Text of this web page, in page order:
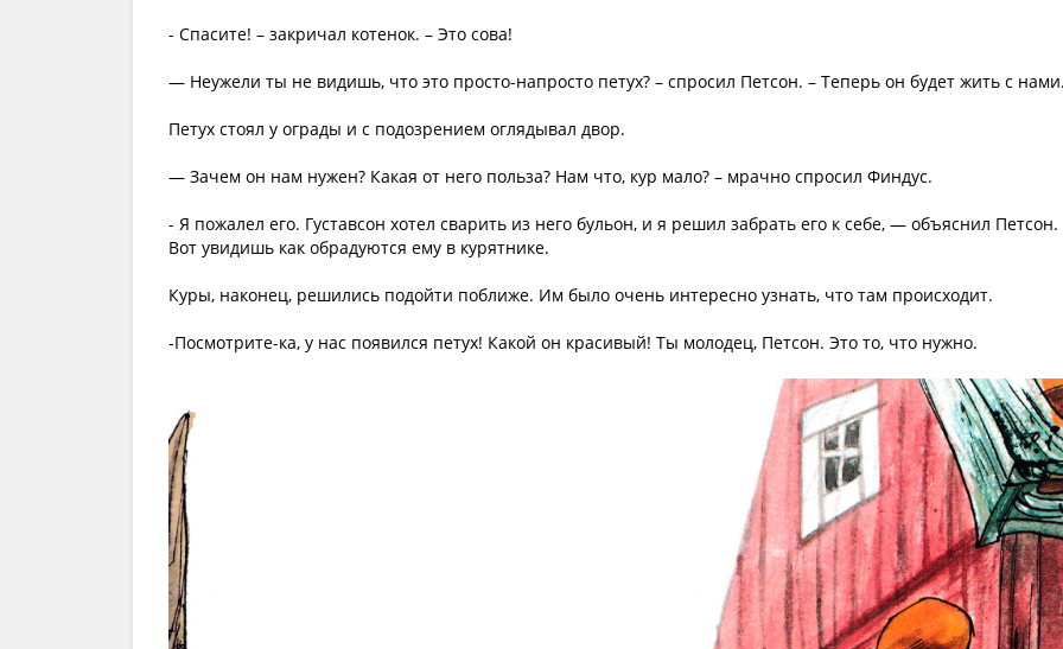
- Спасите! – закричал котенок. – Это сова!
— Неужели ты не видишь, что это просто-напросто петух? – спросил Петсон. – Теперь он будет жить с
Петух стоял у ограды и с подозрением оглядывал двор.
— Зачем он нам нужен? Какая от него польза? Нам что, кур мало? – мрачно спросил Финдус.
- Я пожалел его. Густавсон хотел сварить из него бульон, и я решил забрать его к себе, — объяснил Петсон.
Вот увидишь как обрадуются ему в курятнике.
Куры, наконец, решились подойти поближе. Им было очень интересно узнать, что там происходит.
-Посмотрите-ка, у нас появился петух! Какой он красивый! Ты молодец, Петсон. Это то, что нужно.